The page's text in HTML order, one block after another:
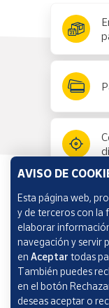
Información y
Correos
AVISO DE
Esta página web,
y de terceros con la
elaborar
navegación y servir
en Aceptar todas
También puedes
en el botón
deseas aceptar o